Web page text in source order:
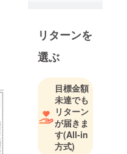
富里店」の
開店準備
中！
リターンを
選ぶ
目標金額
未達でも
リターン
が届きま
す(All-in
方式)